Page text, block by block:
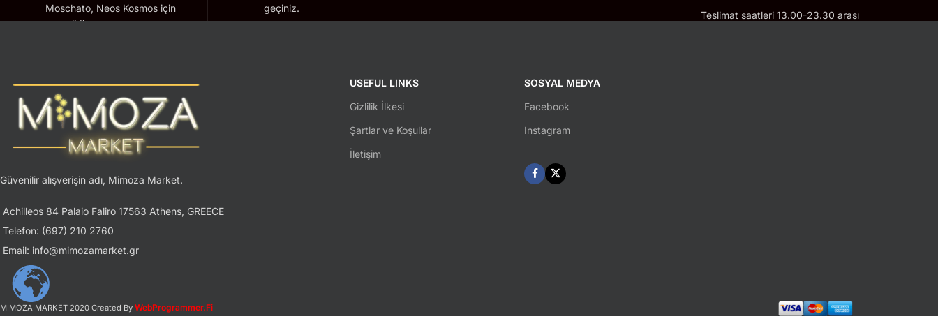
Moschato, Neos Kosmos için
geçerlidir.
geçiniz.
Teslimat saatleri 13.00-23.30 arası
Güvenilir alışverişin adı, Mimoza Market.
Achilleos 84 Palaio Faliro 17563 Athens, GREECE
Telefon: (697) 210 2760
Email: info@mimozamarket.gr
USEFUL LINKS
Gizlilik İlkesi
Şartlar ve Koşullar
İletişim
SOSYAL MEDYA
Facebook
Instagram
MIMOZA MARKET 2020 Created By WebProgrammer.Fi